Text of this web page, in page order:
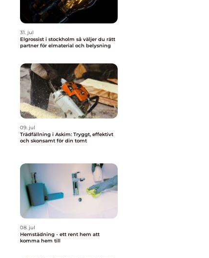
31. jul
Elgrossist i stockholm så väljer du rätt
partner för elmaterial och belysning
09. jul
Trädfällning i Askim: Tryggt, effektivt
och skonsamt för din tomt
08. jul
Hemstädning - ett rent hem att
komma hem till